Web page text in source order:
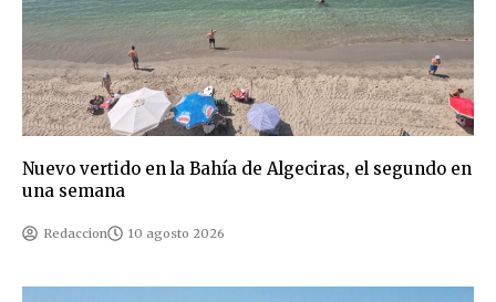
Nuevo vertido en la Bahía de Algeciras, el segundo en
una semana
Redaccion 10 agosto 2026